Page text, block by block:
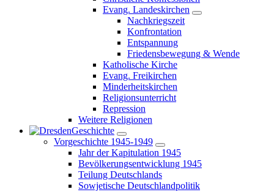
Evang. Landeskirchen
Nachkriegszeit
Konfrontation
Entspannung
Friedensbewegung & Wende
Katholische Kirche
Evang. Freikirchen
Minderheitskirchen
Religionsunterricht
Repression
Weitere Religionen
Geschichte
Vorgeschichte 1945-1949
Jahr der Kapitulation 1945
Bevölkerungsentwicklung 1945
Teilung Deutschlands
Sowjetische Deutschlandpolitik